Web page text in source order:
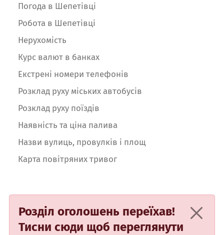
Погода в Шепетівці
Робота в Шепетівці
Нерухомість
Курс валют в банках
Екстрені номери телефонів
Розклад руху міських автобусів
Розклад руху поїздів
Наявність та ціна палива
Назви вулиць, провулків і площ
Карта повітряних тривог
Розділ оголошень переїхав!
Тисни сюди щоб переглянути